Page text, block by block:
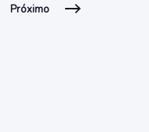
Próximo